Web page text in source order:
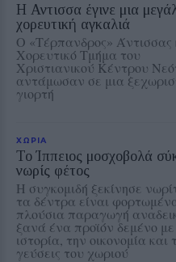
Η Αντισσα έγινε μια
χορευτική αγκαλιά
Ο «Τέρπανδρος» Άντισσας
Χορευτικό Τμήμα του
Χριστιανικού Κέντρου
αντάμωσαν σε μια
γιορτή
ΧΩΡΙΑ
Το Ίππειος μοσχοβολά
νωρίς φέτος
Η συγκομιδή ξεκίνησε
τα δέντρα είναι
πλούσια παραγωγή
ξανά ένα προϊόν δεμένο
ιστορία, την οικονομία και
γεύσεις του χωριού